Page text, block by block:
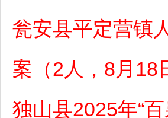
瓮安县平定营镇
案（2人，8月18
独山县2025年“